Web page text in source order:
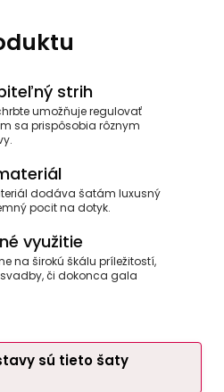
strih
umožňuje regulovať
sa prispôsobia rôznym
dodáva šatám luxusný
pocit na dotyk.
využitie
na širokú škálu príležitostí,
či dokonca gala
sú tieto šaty